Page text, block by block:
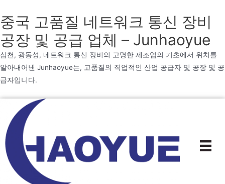
중국 고품질 네트워크 통신 장비
공장 및 공급 업체 – Junhaoyue
심천, 광동성, 네트워크 통신 장비의 고명한 제조업의 기초에서 위치를
알아내어낸 Junhaoyue는, 고품질의 직업적인 산업 공급자 및 공장 및 공
급자입니다.
로
건